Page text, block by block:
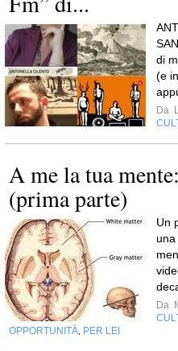
di
(e
Da
A me la tua
(prima parte)
Un
una
Da
OPPORTUNITÀ PER LEI